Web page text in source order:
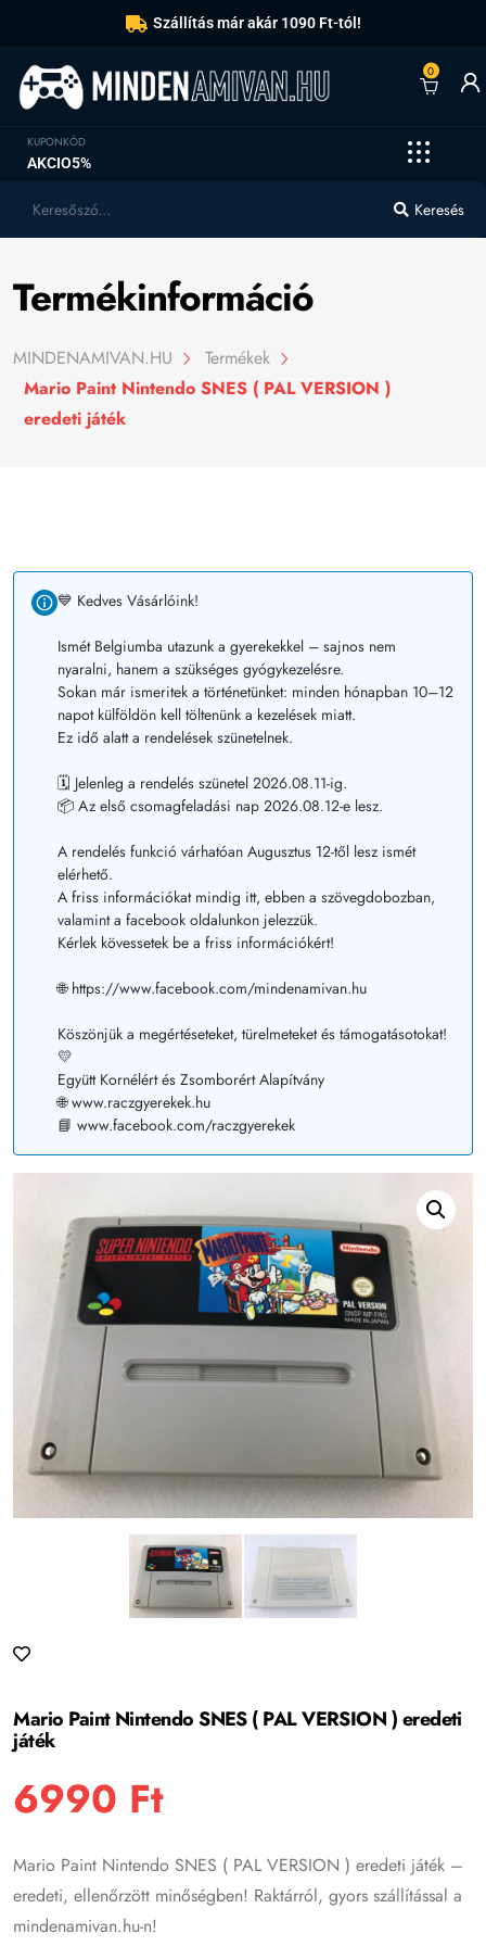
Szállítás már akár 1090 Ft-tól!
0
KUPONKÓD
AKCIO5%
Keresés
Termékinformáció
MINDENAMIVAN.HU
Termékek
Mario Paint Nintendo SNES ( PAL VERSION )
eredeti játék
💙 Kedves Vásárlóink!
Ismét Belgiumba utazunk a gyerekekkel – sajnos nem
nyaralni, hanem a szükséges gyógykezelésre.
Sokan már ismeritek a történetünket: minden hónapban 10–12
napot külföldön kell töltenünk a kezelések miatt.
Ez idő alatt a rendelések szünetelnek.
🗓️ Jelenleg a rendelés szünetel 2026.08.11-ig.
📦 Az első csomagfeladási nap 2026.08.12-e lesz.
A rendelés funkció várhatóan Augusztus 12-től lesz ismét
elérhető.
A friss információkat mindig itt, ebben a szövegdobozban,
valamint a facebook oldalunkon jelezzük.
Kérlek kövessetek be a friss információkért!
🌐 https://www.facebook.com/mindenamivan.hu
Köszönjük a megértéseteket, türelmeteket és támogatásotokat!
💛
Együtt Kornélért és Zsomborért Alapítvány
🌐 www.raczgyerekek.hu
📘 www.facebook.com/raczgyerekek
Mario Paint Nintendo SNES ( PAL VERSION ) eredeti
játék
6990 Ft
Mario Paint Nintendo SNES ( PAL VERSION ) eredeti játék –
eredeti, ellenőrzött minőségben! Raktárról, gyors szállítással a
mindenamivan.hu-n!